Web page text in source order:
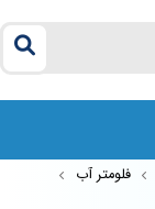
فلومتر آب